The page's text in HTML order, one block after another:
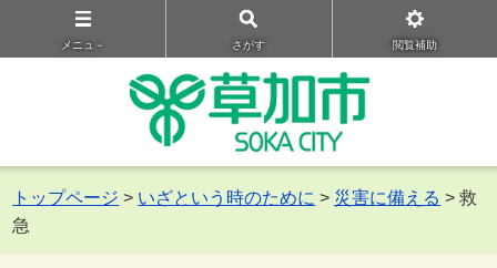
メニュ－ さがす 閲覧補助
トップページ > いざという時のために > 災害に備える > 救
急